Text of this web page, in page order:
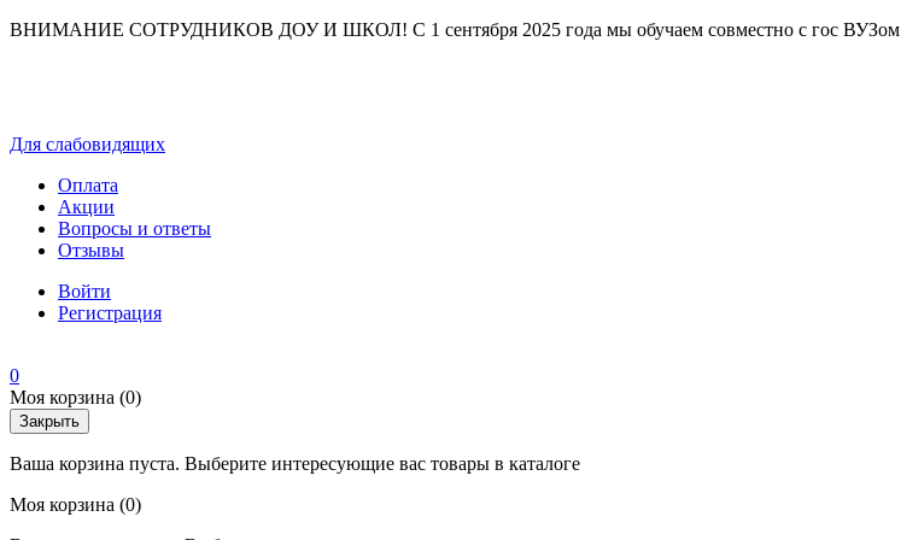
ВНИМАНИЕ СОТРУДНИКОВ ДОУ И ШКОЛ! С 1 сентября 2025 года мы обучаем совместно с гос ВУЗом
Для слабовидящих
Оплата
Акции
Вопросы и ответы
Отзывы
Войти
Регистрация
0
Моя корзина (0)
Закрыть
Ваша корзина пуста. Выберите интересующие вас товары в каталоге
Моя корзина (0)